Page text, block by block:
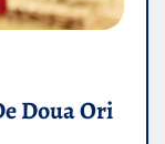
Doua Ori